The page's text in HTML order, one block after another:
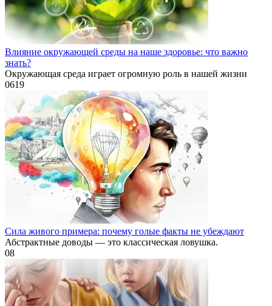
Влияние окружающей среды на наше здоровье: что важно
знать?
Окружающая среда играет огромную роль в нашей жизни
0619
Сила живого примера: почему голые факты не убеждают
Абстрактные доводы — это классическая ловушка.
08